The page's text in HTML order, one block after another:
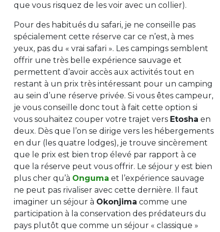
que vous risquez de les voir avec un collier).
Pour des habitués du safari, je ne conseille pas
spécialement cette réserve car ce n’est, à mes
yeux, pas du « vrai safari ». Les campings semblent
offrir une très belle expérience sauvage et
permettent d’avoir accès aux activités tout en
restant à un prix très intéressant pour un camping
au sein d’une réserve privée. Si vous êtes campeur,
je vous conseille donc tout à fait cette option si
vous souhaitez couper votre trajet vers Etosha en
deux. Dès que l’on se dirige vers les hébergements
en dur (les quatre lodges), je trouve sincèrement
que le prix est bien trop élevé par rapport à ce
que la réserve peut vous offrir. Le séjour y est bien
plus cher qu’à Onguma et l’expérience sauvage
ne peut pas rivaliser avec cette dernière. Il faut
imaginer un séjour à Okonjima comme une
participation à la conservation des prédateurs du
pays plutôt que comme un séjour « classique »